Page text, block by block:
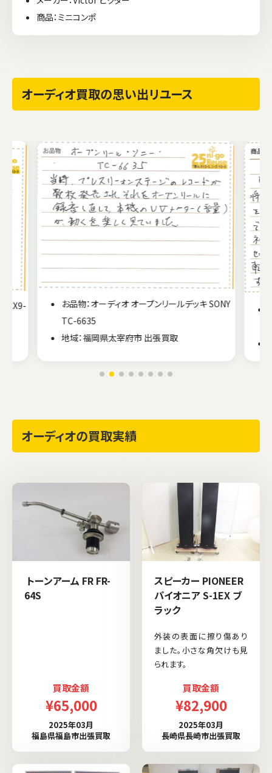
商品：ミニコンポ
オーディオ買取の思い出リユース
CX9-
お品物：オーディオ オープンリールデッキ SONY
TC-6635
地域：福岡県太宰府市 出張買取
オーディオの買取実績
トーンアーム FR FR-
64S
買取金額
¥65,000
2025年03月
福島県福島市出張買取
スピーカー PIONEER
パイオニア S-1EX ブ
ラック
外装の表面に擦り傷あり
ました。小さな角欠けも見
られます。
買取金額
¥82,900
2025年03月
長崎県長崎市出張買取